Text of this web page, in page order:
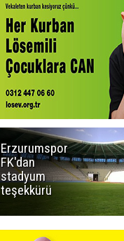
Erzurumspor
FK'dan
stadyum
teşekkürü